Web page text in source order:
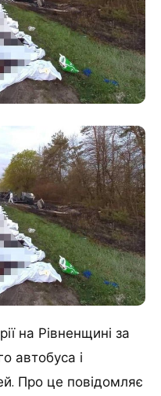
на Рівненщині за
автобуса і
Про це повідомляє